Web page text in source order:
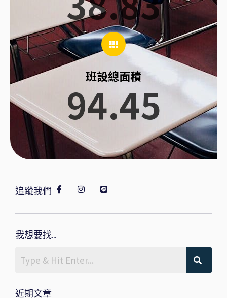
班設總面積
94.45
追蹤我們
我想要找...
近期文章